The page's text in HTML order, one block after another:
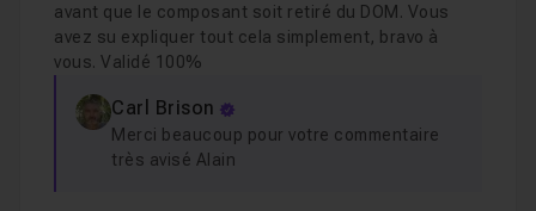
avant que le composant soit retiré du DOM. Vous
avez su expliquer tout cela simplement, bravo à
vous. Validé 100%
Carl Brison
Merci beaucoup pour votre commentaire
très avisé Alain